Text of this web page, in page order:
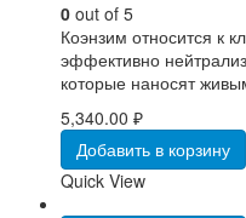
0 out of 5
Коэнзим относится к
эффективно
которые наносят
5,340.00 ₽
Добавить в корзину
Quick View